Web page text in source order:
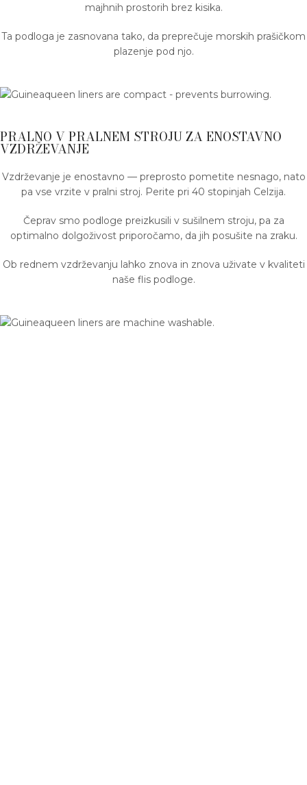
majhnih prostorih brez kisika.
Ta podloga je zasnovana tako, da preprečuje morskih prašičkom
plazenje pod njo.
PRALNO V PRALNEM STROJU ZA ENOSTAVNO
VZDRŽEVANJE
Vzdrževanje je enostavno — preprosto pometite nesnago, nato
pa vse vrzite v pralni stroj. Perite pri 40 stopinjah Celzija.
Čeprav smo podloge preizkusili v sušilnem stroju, pa za
optimalno dolgoživost priporočamo, da jih posušite na zraku.
Ob rednem vzdrževanju lahko znova in znova uživate v kvaliteti
naše flis podloge.